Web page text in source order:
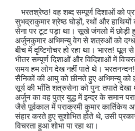
भरतश्रेष्‍ठ! वह शब्‍द सम्‍पूर्ण दिशाओं को
सुभद्राकुमार श्रेष्‍ठ घोड़ों, रथों और
सेना पर टूट पड़ा था। सूखे जंगलो में छोड़ी
अर्जुनकुमार अभिमन्‍यु वेग से शत्रुओं को
बीच में दृष्टिगोचर हो रहा था। भारत! धूल
भीतर सम्‍पूर्ण दिशाओं और विदिशाओं में
समय हम लोग देख नहीं पाते थे। भरतनन्‍दन!
सैनिकों की आयु को छीनते हुए अभिमन्‍यु को
सूर्य की भाँति शत्रुसेना को पुन: तपाते देखा
अर्जुन का वह पुत्र युद्ध में इन्‍द्र के समान
जैसे पूर्वकाल में पराक्रमी कुमार कार्तिकेय
संहार करते हुए सुशोभित होते थे, उसी
विचरता हुआ शोभा पा रहा था।